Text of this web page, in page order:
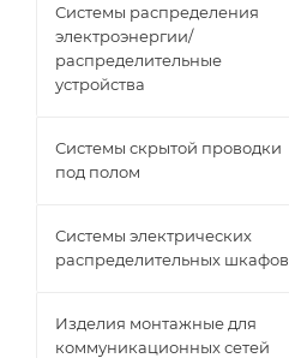
Системы распределения
электроэнергии/
распределительные
устройства
Системы скрытой проводки
под полом
Системы электрических
распределительных шкафов
Изделия монтажные для
коммуникационных сетей